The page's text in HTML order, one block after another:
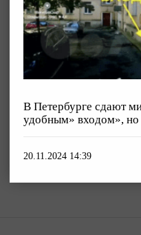
В Петербурге сдают
удобным» входом»,
20.11.2024 14:39